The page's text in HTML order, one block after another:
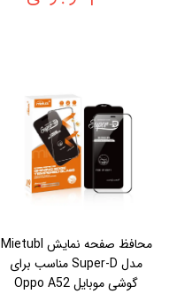
محافظ صفحه نمایش Mietubl
مدل Super-D مناسب برای
گوشی موبایل Oppo A52